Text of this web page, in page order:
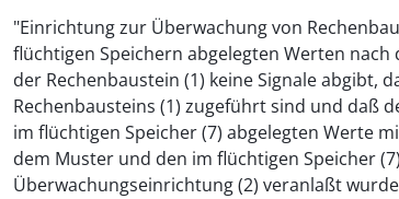
"Einrichtung zur Überwachung von
flüchtigen Speichern abgelegten Werten
der Rechenbaustein (1) keine Signale abgibt,
Rechenbausteins (1) zugeführt sind und daß
im flüchtigen Speicher (7) abgelegten Werte
dem Muster und den im flüchtigen Speicher
Überwachungseinrichtung (2) veranlaßt